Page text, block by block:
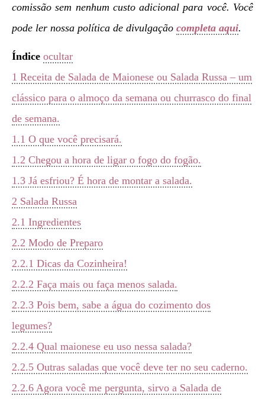
comissão sem nenhum custo adicional para você. Você
pode ler nossa política de divulgação completa aqui.
Índice ocultar
1 Receita de Salada de Maionese ou Salada Russa – um
clássico para o almoço da semana ou churrasco do final
de semana.
1.1 O que você precisará.
1.2 Chegou a hora de ligar o fogo do fogão.
1.3 Já esfriou? É hora de montar a salada.
2 Salada Russa
2.1 Ingredientes
2.2 Modo de Preparo
2.2.1 Dicas da Cozinheira!
2.2.2 Faça mais ou faça menos salada.
2.2.3 Pois bem, sabe a água do cozimento dos
legumes?
2.2.4 Qual maionese eu uso nessa salada?
2.2.5 Outras saladas que você deve ter no seu caderno.
2.2.6 Agora você me pergunta, sirvo a Salada de